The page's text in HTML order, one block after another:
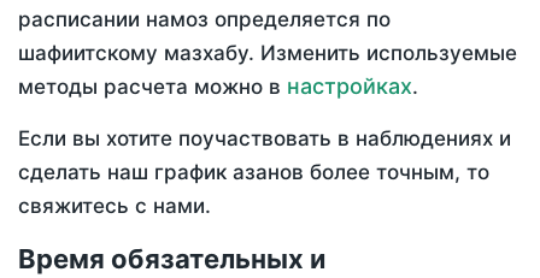
расписании намоз определяется по
шафиитскому мазхабу. Изменить используемые
методы расчета можно в настройках.
Если вы хотите поучаствовать в наблюдениях и
сделать наш график азанов более точным, то
свяжитесь с нами.
Время обязательных и